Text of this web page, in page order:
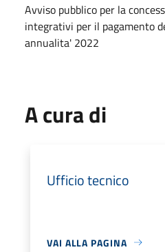
Avviso pubblico per la
integrativi per il pagamento
annualita' 2022
A cura di
Ufficio tecnico
VAI ALLA PAGINA